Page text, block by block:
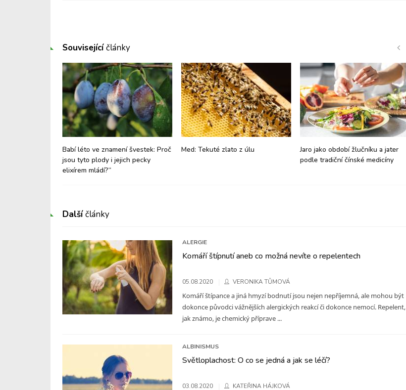
Souvisejícíčlánky
Babí léto ve znamení švestek: Proč
jsou tyto plody i jejich pecky
elixírem mládí?“
Med: Tekuté zlato z úlu
Jaro jako období žlučníku a jater
podle tradiční čínské medicíny
Dalšíčlánky
ALERGIE
Komáří štípnutí aneb co možná nevíte o repelentech
05.08.2020 VERONIKA TŮMOVÁ
Komáří štípance a jiná hmyzí bodnutí jsou nejen nepříjemná, ale mohou být
dokonce původci vážnějších alergických reakcí či dokonce nemocí. Repelent,
jak známo, je chemický příprave ...
ALBINISMUS
Světloplachost: O co se jedná a jak se léčí?
03.08.2020 KATEŘINA HÁJKOVÁ